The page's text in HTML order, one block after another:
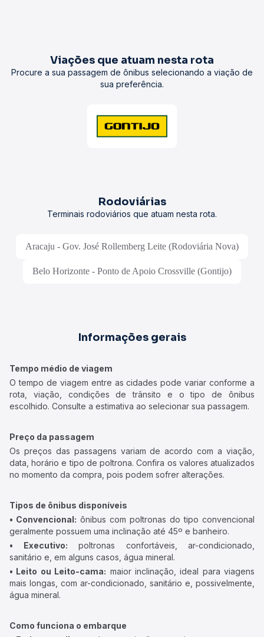
Viações que atuam nesta rota
Procure a sua passagem de ônibus selecionando a viação de
sua preferência.
Rodoviárias
Terminais rodoviários que atuam nesta rota.
Aracaju - Gov. José Rollemberg Leite (Rodoviária Nova)
Belo Horizonte - Ponto de Apoio Crossville (Gontijo)
Informações gerais
Tempo médio de viagem
O tempo de viagem entre as cidades pode variar conforme a
rota, viação, condições de trânsito e o tipo de ônibus
escolhido. Consulte a estimativa ao selecionar sua passagem.
Preço da passagem
Os preços das passagens variam de acordo com a viação,
data, horário e tipo de poltrona. Confira os valores atualizados
no momento da compra, pois podem sofrer alterações.
Tipos de ônibus disponíveis
• Convencional: ônibus com poltronas do tipo convencional
geralmente possuem uma inclinação até 45º e banheiro.
• Executivo: poltronas confortáveis, ar-condicionado,
sanitário e, em alguns casos, água mineral.
• Leito ou Leito-cama: maior inclinação, ideal para viagens
mais longas, com ar-condicionado, sanitário e, possivelmente,
água mineral.
Como funciona o embarque